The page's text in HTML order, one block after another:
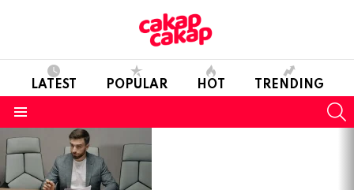
LATEST POPULAR HOT TRENDING
LATEST
STORIES